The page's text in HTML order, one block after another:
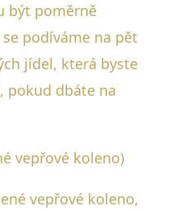
být poměrně
podíváme na pět
jídel, která byste
pokud dbáte na
vepřové koleno)
vepřové koleno,